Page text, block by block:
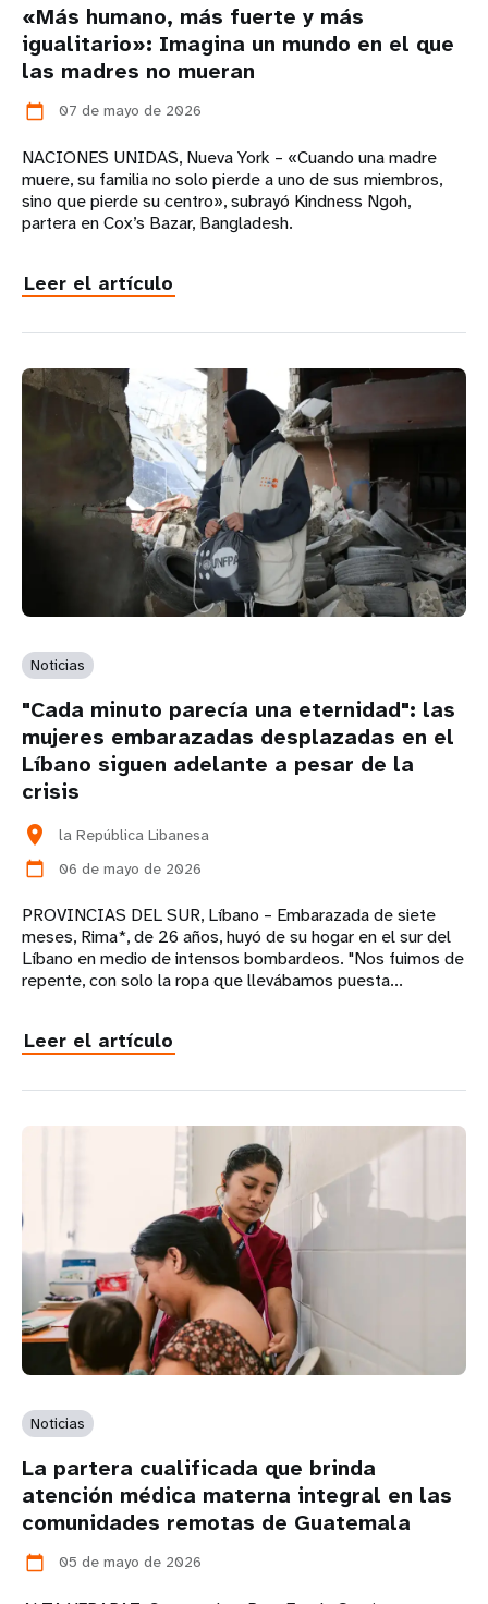
«Más humano, más fuerte y más
igualitario»: Imagina un mundo en el que
las madres no mueran
calendar_today 07 de mayo de 2026
NACIONES UNIDAS, Nueva York – «Cuando una madre
muere, su familia no solo pierde a uno de sus miembros,
sino que pierde su centro», subrayó Kindness Ngoh,
partera en Cox’s Bazar, Bangladesh.
Leer el artículo
Noticias
"Cada minuto parecía una eternidad": las
mujeres embarazadas desplazadas en el
Líbano siguen adelante a pesar de la
crisis
location_on
la República Libanesa
calendar_today
06 de mayo de 2026
PROVINCIAS DEL SUR, Líbano – Embarazada de siete
meses, Rima*, de 26 años, huyó de su hogar en el sur del
Líbano en medio de intensos bombardeos. "Nos fuimos de
repente, con solo la ropa que llevábamos puesta...
Leer el artículo
Noticias
La partera cualificada que brinda
atención médica materna integral en las
comunidades remotas de Guatemala
calendar_today 05 de mayo de 2026